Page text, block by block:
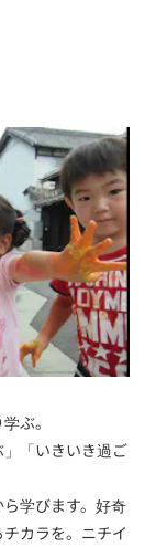
ぶ。
」「いきいき過ご
学びます。好奇
カラを。ニチイ